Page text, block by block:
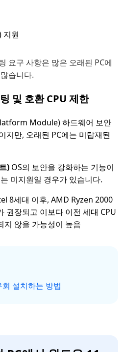
지원
요구 사항은 많은 오래된 PC에
습니다.
및 호환 CPU 제한
Module) 하드웨어 보안
지만, 오래된 PC에는 미탑재된
) OS의 보안을 강화하는 기능이
미지원일 경우가 있습니다.
8세대 이후, AMD Ryzen 2000
권장되고 이보다 이전 세대 CPU
지 않을 가능성이 높음
설치하는 방법